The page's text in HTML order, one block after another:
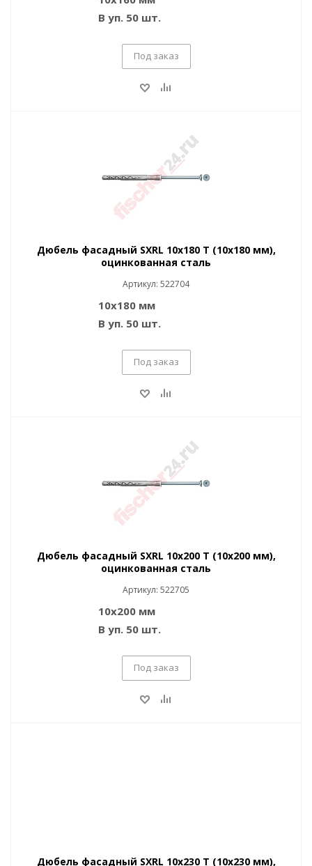
В уп. 50 шт.
Под заказ
Дюбель фасадный SXRL 10x180 T (10x180 мм),
оцинкованная сталь
Артикул: 522704
10x180 мм
В уп. 50 шт.
Под заказ
Дюбель фасадный SXRL 10x200 T (10x200 мм),
оцинкованная сталь
Артикул: 522705
10x200 мм
В уп. 50 шт.
Под заказ
Дюбель фасадный SXRL 10x230 T (10x230 мм),